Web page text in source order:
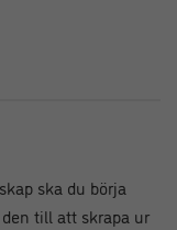
ska du börja
till att skrapa ur